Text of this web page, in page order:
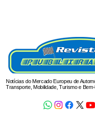
Notícias do Mercado Europeu de
Transporte, Mobilidade, Turismo e